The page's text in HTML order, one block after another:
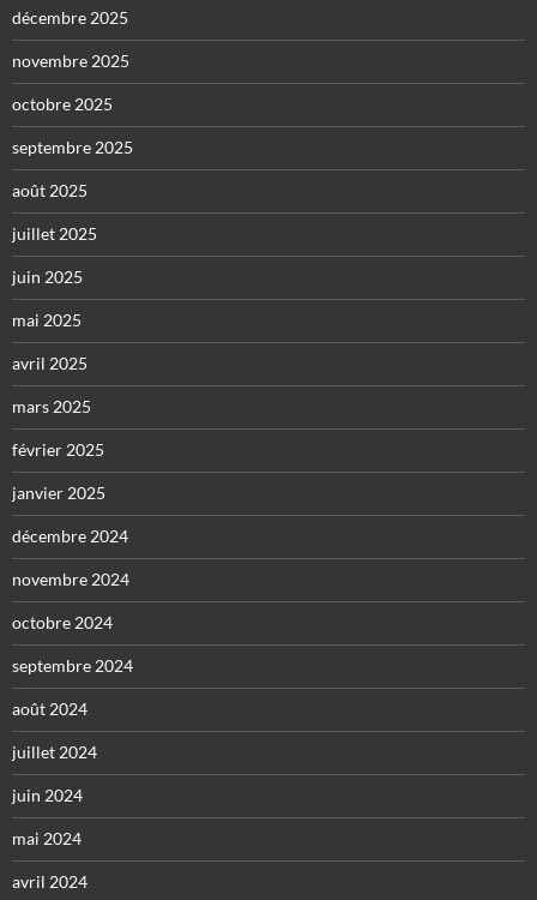
décembre 2025
novembre 2025
octobre 2025
septembre 2025
août 2025
juillet 2025
juin 2025
mai 2025
avril 2025
mars 2025
février 2025
janvier 2025
décembre 2024
novembre 2024
octobre 2024
septembre 2024
août 2024
juillet 2024
juin 2024
mai 2024
avril 2024